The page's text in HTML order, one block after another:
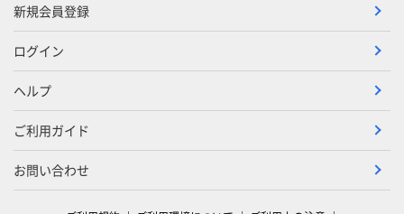
新規会員登録
ログイン
ヘルプ
ご利用ガイド
お問い合わせ